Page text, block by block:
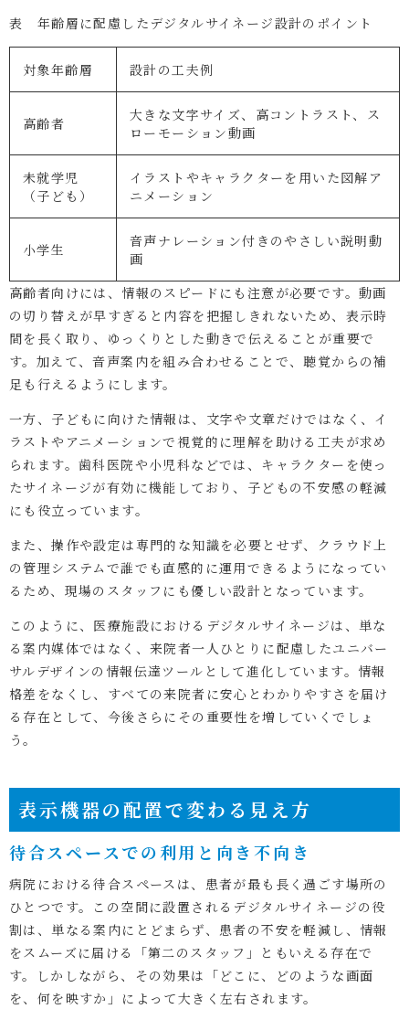
表 年齢層に配慮したデジタルサイネージ設計のポイント
対象年齢層 設計の工夫例
高齢者
大きな文字サイズ、高コントラスト、ス
ローモーション動画
未就学児
（子ども）
イラストやキャラクターを用いた図解ア
ニメーション
小学生
音声ナレーション付きのやさしい説明動
画
高齢者向けには、情報のスピードにも注意が必要です。動画
の切り替えが早すぎると内容を把握しきれないため、表示時
間を長く取り、ゆっくりとした動きで伝えることが重要で
す。加えて、音声案内を組み合わせることで、聴覚からの補
足も行えるようにします。
一方、子どもに向けた情報は、文字や文章だけではなく、イ
ラストやアニメーションで視覚的に理解を助ける工夫が求め
られます。歯科医院や小児科などでは、キャラクターを使っ
たサイネージが有効に機能しており、子どもの不安感の軽減
にも役立っています。
また、操作や設定は専門的な知識を必要とせず、クラウド上
の管理システムで誰でも直感的に運用できるようになってい
るため、現場のスタッフにも優しい設計となっています。
このように、医療施設におけるデジタルサイネージは、単な
る案内媒体ではなく、来院者一人ひとりに配慮したユニバー
サルデザインの情報伝達ツールとして進化しています。情報
格差をなくし、すべての来院者に安心とわかりやすさを届け
る存在として、今後さらにその重要性を増していくでしょ
う。
表示機器の配置で変わる見え方
待合スペースでの利用と向き不向き
病院における待合スペースは、患者が最も長く過ごす場所の
ひとつです。この空間に設置されるデジタルサイネージの役
割は、単なる案内にとどまらず、患者の不安を軽減し、情報
をスムーズに届ける「第二のスタッフ」ともいえる存在で
す。しかしながら、その効果は「どこに、どのような画面
を、何を映すか」によって大きく左右されます。